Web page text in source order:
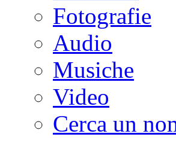
Fotografie
Audio
Musiche
Video
Cerca un